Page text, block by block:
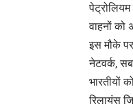
वाहनों को
इस मौके
नेटवर्क,
भारतीयों
रिलायंस